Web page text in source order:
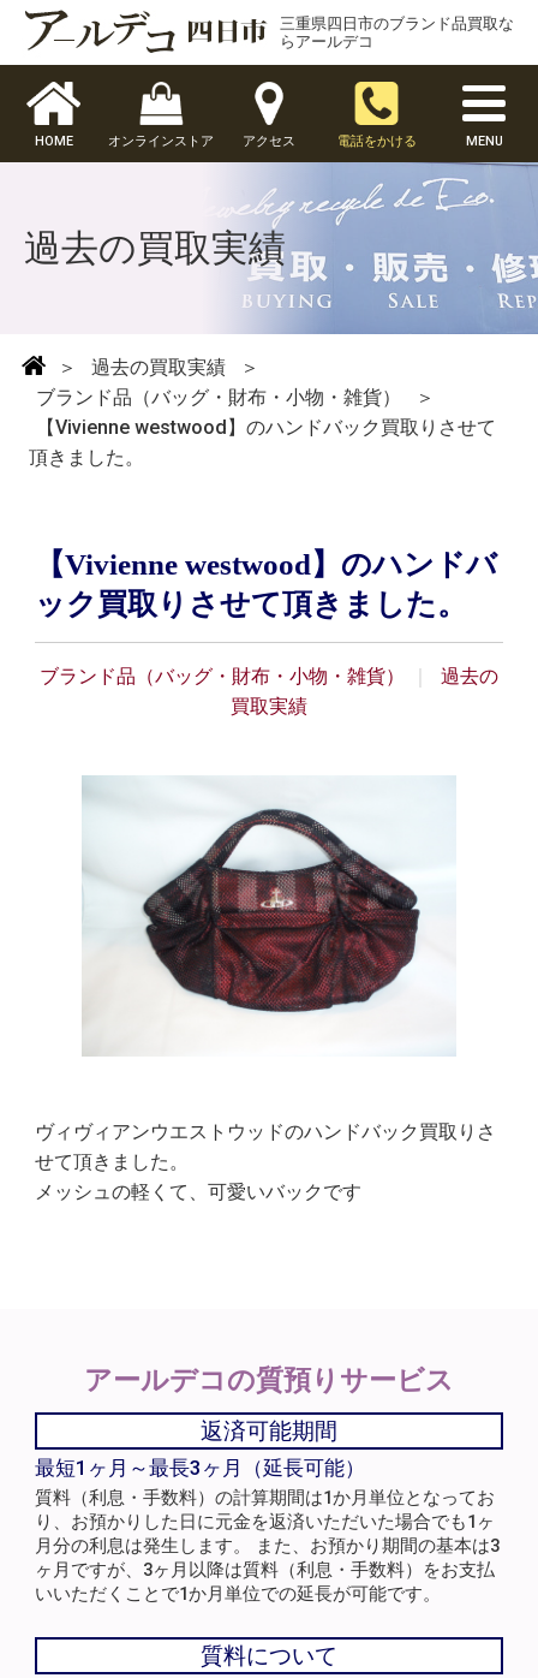
三重県四日市のブランド品買取な
らアールデコ
HOME オンラインストア アクセス 電話をかける MENU
過去の買取実績
＞ 過去の買取実績
＞
ブランド品（バッグ・財布・小物・雑貨）
＞
【Vivienne westwood】のハンドバック買取りさせて
頂きました。
【Vivienne westwood】のハンドバ
ック買取りさせて頂きました。
ブランド品（バッグ・財布・小物・雑貨）
過去の
買取実績
ヴィヴィアンウエストウッドのハンドバック買取りさ
せて頂きました。
メッシュの軽くて、可愛いバックです
アールデコの質預りサービス
返済可能期間
最短1ヶ月～最長3ヶ月（延長可能）
質料（利息・手数料）の計算期間は1か月単位となってお
り、お預かりした日に元金を返済いただいた場合でも1ヶ
月分の利息は発生します。 また、お預かり期間の基本は3
ヶ月ですが、3ヶ月以降は質料（利息・手数料）をお支払
いいただくことで1か月単位での延長が可能です。
質料について